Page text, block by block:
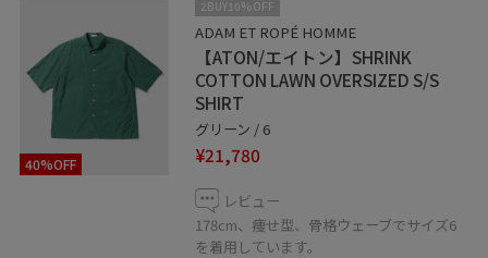
コーディネートご覧頂きありがとうございます 是非お気
に入り登録もお願い致します◎
insta→@adam_nakajima
40%OFF
2BUY10%OFF
ADAM ET ROPÉ HOMME
【ATON/エイトン】SHRINK
COTTON LAWN OVERSIZED S/S
SHIRT
グリーン / 6
¥21,780
レビュー
178cm、痩せ型、骨格ウェーブでサイズ6
を着用しています。